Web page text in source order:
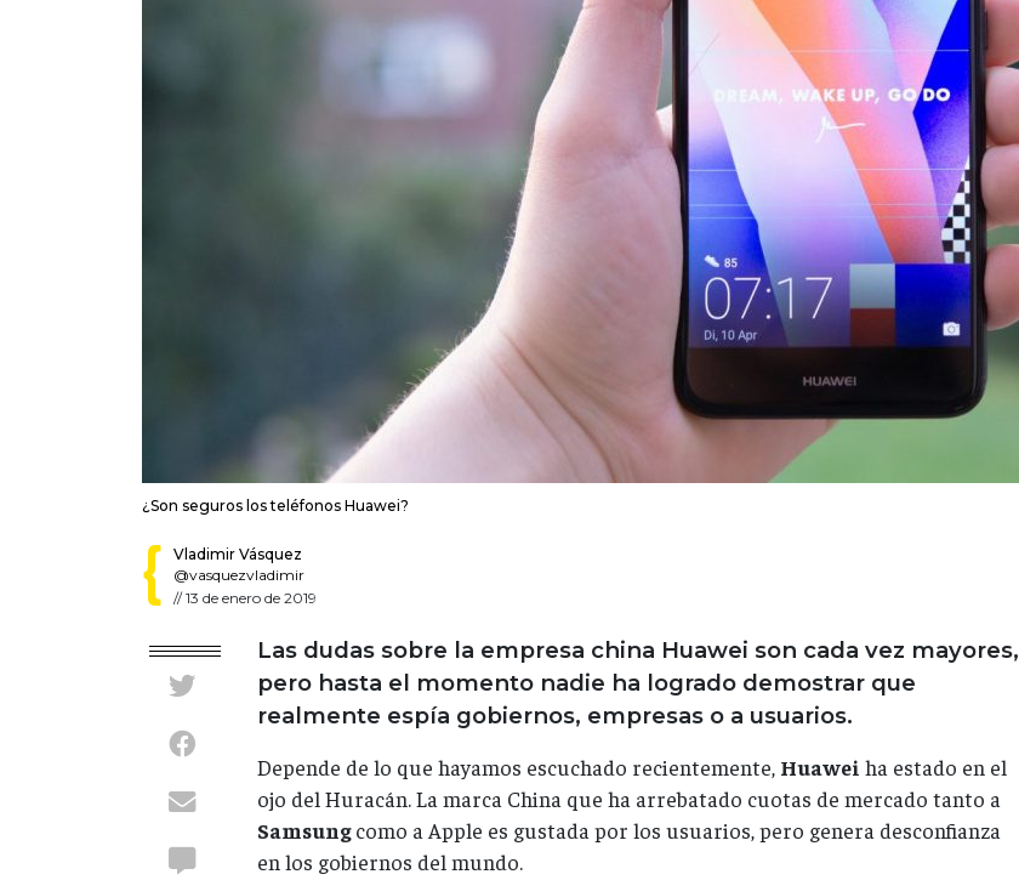
¿Son seguros los teléfonos Huawei?
Vladimir Vásquez
@vasquezvladimir
//13 de enero de 2019
Las dudas sobre la empresa china Huawei son cada vez mayores,
pero hasta el momento nadie ha logrado demostrar que
realmente espía gobiernos, empresas o a usuarios.
Depende de lo que hayamos escuchado recientemente, Huawei ha estado en el
ojo del Huracán. La marca China que ha arrebatado cuotas de mercado tanto a
Samsungcomo a Apple es gustada por los usuarios, pero genera desconfianza
en los gobiernos del mundo.